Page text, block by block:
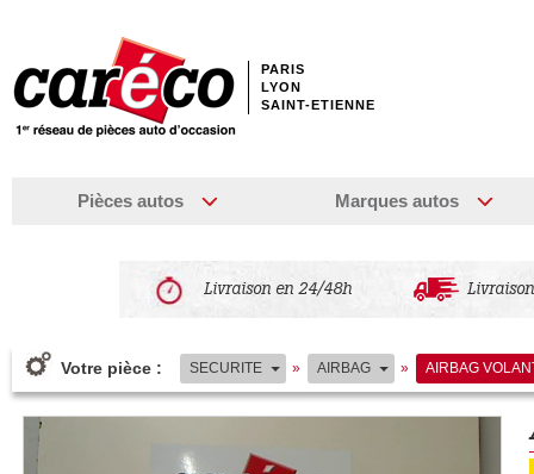
PARIS
LYON
SAINT-ETIENNE
Pièces autos Marques autos
Livraison en 24/48h
Votre pièce : SECURITE » AIRBAG » AIRBAG